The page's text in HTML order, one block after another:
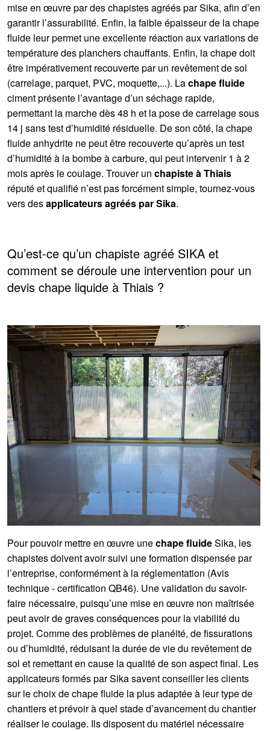
mise en œuvre par des chapistes agréés par Sika, afin d’en
garantir l’assurabilité. Enfin, la faible épaisseur de la chape
fluide leur permet une excellente réaction aux variations de
température des planchers chauffants. Enfin, la chape doit
être impérativement recouverte par un revêtement de sol
(carrelage, parquet, PVC, moquette,...). Lachape fluide
ciment présente l’avantage d’un séchage rapide,
permettant la marche dès 48 h et la pose de carrelage sous
14 j sans test d’humidité résiduelle. De son côté, la chape
fluide anhydrite ne peut être recouverte qu’après un test
d’humidité à la bombe à carbure, qui peut intervenir 1 à 2
mois après le coulage. Trouver un chapiste à Thiais
réputé et qualifié n’est pas forcément simple, tournez-vous
vers desapplicateurs agréés par Sika.
Qu’est-ce qu’un chapiste agréé SIKA et
comment se déroule une intervention pour un
devis chape liquide à Thiais ?
Pour pouvoir mettre en œuvre unechape fluideSika, les
chapistes doivent avoir suivi une formation dispensée par
l’entreprise, conformément à la réglementation (Avis
technique - certification QB46). Une validation du savoir-
faire nécessaire, puisqu’une mise en œuvre non maîtrisée
peut avoir de graves conséquences pour la viabilité du
projet. Comme des problèmes de planéité, de fissurations
ou d’humidité, réduisant la durée de vie du revêtement de
sol et remettant en cause la qualité de son aspect final. Les
applicateurs formés par Sika savent conseiller les clients
sur le choix de chape fluide la plus adaptée à leur type de
chantiers et prévoir à quel stade d’avancement du chantier
réaliser le coulage. Ils disposent du matériel nécessaire